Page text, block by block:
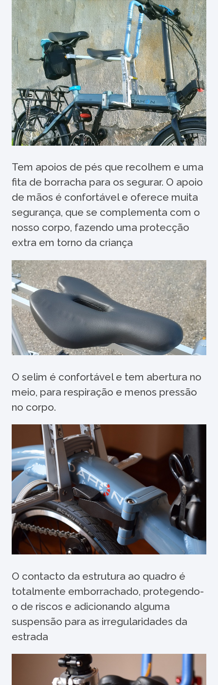
Tem apoios de pés que recolhem e uma
fita de borracha para os segurar. O apoio
de mãos é confortável e oferece muita
segurança, que se complementa com o
nosso corpo, fazendo uma protecção
extra em torno da criança
O selim é confortável e tem abertura no
meio, para respiração e menos pressão
no corpo.
O contacto da estrutura ao quadro é
totalmente emborrachado, protegendo-
o de riscos e adicionando alguma
suspensão para as irregularidades da
estrada